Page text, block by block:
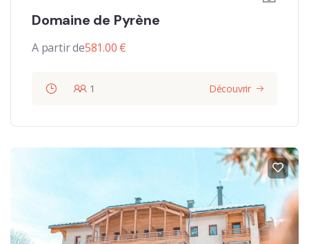
Domaine de Pyrène
A partir de581.00 €
1 Découvrir